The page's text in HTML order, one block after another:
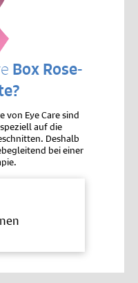
Box Rose-
von Eye Care sind
auf die
Deshalb
bei einer